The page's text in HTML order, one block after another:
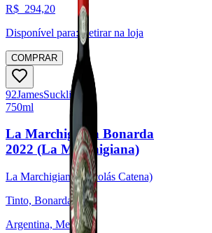
R$ 294,20
Disponível para: Retirar na loja
COMPRAR
92JamesSuckling
750ml
La Marchigiana Bonarda
2022 (La Marchigiana)
La Marchigiana (Nicolás Catena)
Tinto, Bonarda
Argentina, Mendoza